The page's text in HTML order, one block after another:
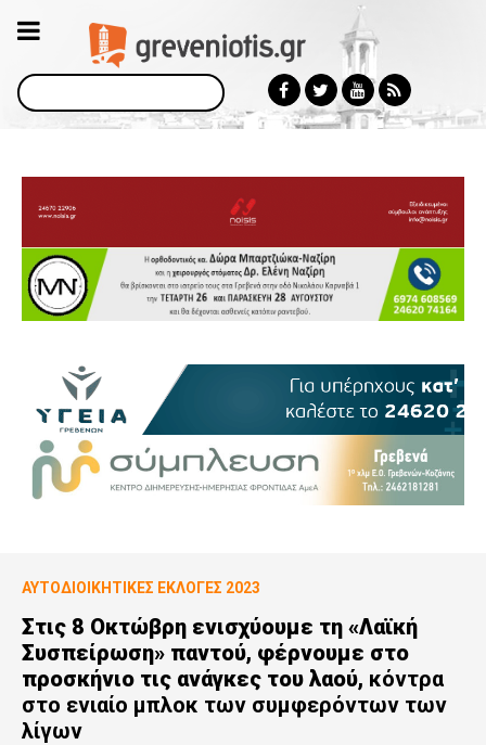
Αναζήτηση
ΑΥΤΟΔΙΟΙΚΗΤΙΚΕΣ ΕΚΛΟΓΕΣ 2023
Στις 8 Οκτώβρη ενισχύουμε τη «Λαϊκή
Συσπείρωση» παντού, φέρνουμε στο
προσκήνιο τις ανάγκες του λαού, κόντρα
στο ενιαίο μπλοκ των συμφερόντων των
λίγων